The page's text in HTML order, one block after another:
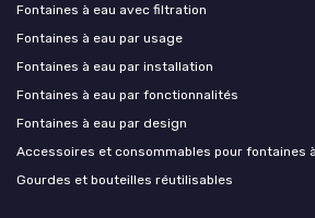
Fontaines à eau avec filtration
Fontaines à eau par usage
Fontaines à eau par installation
Fontaines à eau par fonctionnalités
Fontaines à eau par design
Accessoires et consommables pour fontaines
Gourdes et bouteilles réutilisables